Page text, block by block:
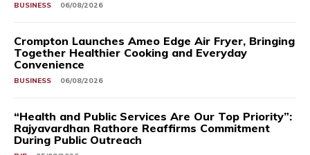
BUSINESS 06/08/2026
Crompton Launches Ameo Edge Air Fryer, Bringing
Together Healthier Cooking and Everyday
Convenience
BUSINESS 06/08/2026
“Health and Public Services Are Our Top Priority”:
Rajyavardhan Rathore Reaffirms Commitment
During Public Outreach